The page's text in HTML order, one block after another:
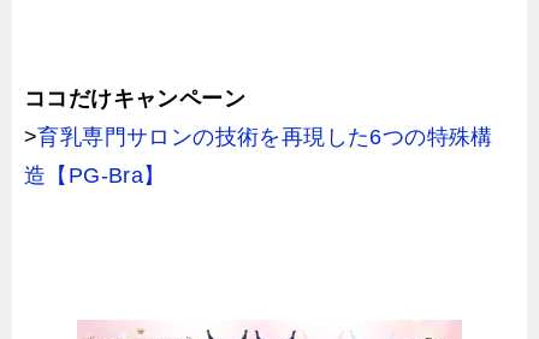
ココだけキャンペーン
>育乳専門サロンの技術を再現した6つの特殊構
造【PG-Bra】